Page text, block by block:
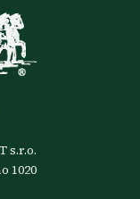
s.r.o.
1020